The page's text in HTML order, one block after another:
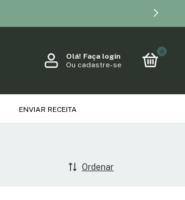
Olá! Faça login
Ou cadastre-se
0
ENVIAR RECEITA
Ordenar